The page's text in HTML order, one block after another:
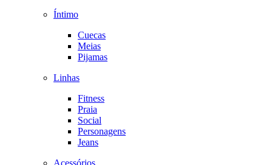
Íntimo
Cuecas
Meias
Pijamas
Linhas
Fitness
Praia
Social
Personagens
Jeans